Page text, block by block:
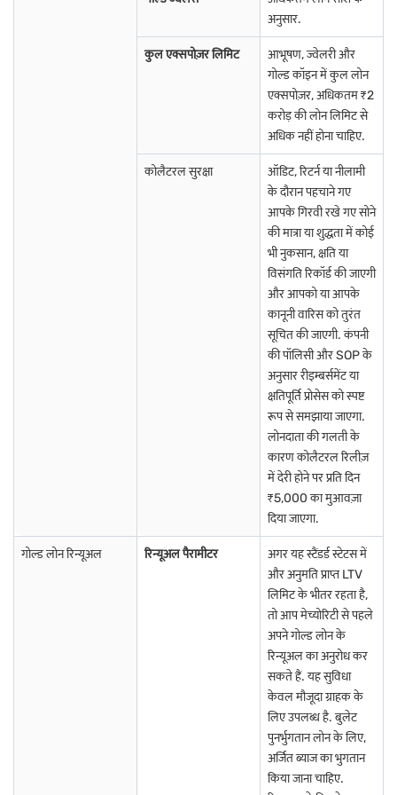
भारत के सभी राज्यों और केंद्र शासित प्रदेशों में गोल्ड लोन के बारे में
महाराष्ट्र में गोल्ड लोन
मणिपुर में गोल्ड लोन
तमिलनाडु में गोल्ड लोन
बेलगाम में गोल्ड लोन
भीमावरम में गोल्ड लोन
पांडिचेरी में गोल्ड लोन
वाराणसी में गोल्ड लोन
कोट्टायम में गोल्ड लोन
जमशेदपुर में गोल्ड लोन
अनुसार.
कुल एक्सपोज़र लिमिट
आभूषण, ज्वेलरी और
गोल्ड कॉइन में कुल लोन
एक्सपोज़र, अधिकतम ₹2
करोड़ की लोन लिमिट से
अधिक नहीं होना चाहिए.
कोलैटरल सुरक्षा
ऑडिट, रिटर्न या नीलामी
के दौरान पहचाने गए
आपके गिरवी रखे गए सोने
की मात्रा या शुद्धता में कोई
भी नुकसान, क्षति या
विसंगति रिकॉर्ड की जाएगी
और आपको या आपके
कानूनी वारिस को तुरंत
सूचित की जाएगी. कंपनी
की पॉलिसी और SOP के
अनुसार रीइम्बर्समेंट या
क्षतिपूर्ति प्रोसेस को स्पष्ट
रूप से समझाया जाएगा.
लोनदाता की गलती के
कारण कोलैटरल रिलीज़
में देरी होने पर प्रति दिन
₹5,000 का मुआवज़ा
दिया जाएगा.
गोल्ड लोन रिन्यूअल रिन्यूअल पैरामीटर
अगर यह स्टैंडर्ड स्टेटस में
और अनुमति प्राप्त LTV
लिमिट के भीतर रहता है,
तो आप मेच्योरिटी से पहले
अपने गोल्ड लोन के
रिन्यूअल का अनुरोध कर
सकते हैं. यह सुविधा
केवल मौजूदा ग्राहक के
लिए उपलब्ध है. बुलेट
पुनर्भुगतान लोन के लिए,
अर्जित ब्याज का भुगतान
किया जाना चाहिए.